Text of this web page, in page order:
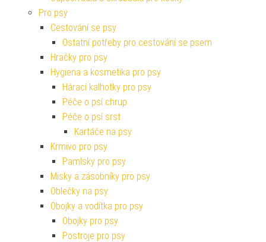
Pro psy
Cestování se psy
Ostatní potřeby pro cestování se psem
Hračky pro psy
Hygiena a kosmetika pro psy
Hárací kalhotky pro psy
Péče o psí chrup
Péče o psí srst
Kartáče na psy
Krmivo pro psy
Pamlsky pro psy
Misky a zásobníky pro psy
Oblečky na psy
Obojky a vodítka pro psy
Obojky pro psy
Postroje pro psy